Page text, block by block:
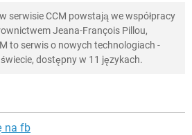
serwisie CCM powstają we współpracy
Jeana-François Pillou,
to serwis o nowych technologiach -
dostępny w 11 językach.
na fb